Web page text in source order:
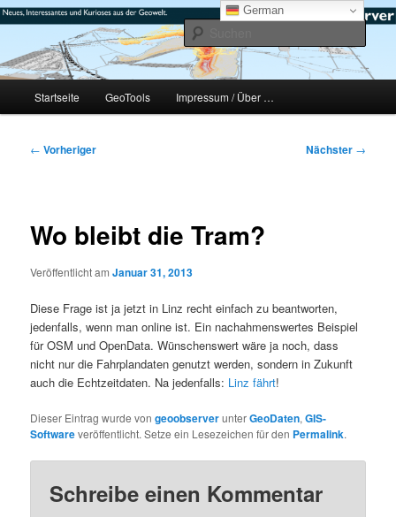
Zum
primären
springen#geoObserver
mikeE's GeoBlog
Startseite GeoTools Impressum / Über …
Beitragsnavigation
← Vorheriger Nächster →
Wo bleibt die Tram?
Veröffentlicht amJanuar 31, 2013
Diese Frage ist ja jetzt in Linz recht einfach zu beantworten,
jedenfalls, wenn man online ist. Ein nachahmenswertes Beispiel
für OSM und OpenData. Wünschenswert wäre ja noch, dass
nicht nur die Fahrplandaten genutzt werden, sondern in Zukunft
auch die Echtzeitdaten. Na jedenfalls: Linz fährt!
Dieser Eintrag wurde vongeoobserverunterGeoDaten,GIS-
Softwareveröffentlicht. Setze ein Lesezeichen für den Permalink.
Schreibe einen Kommentar
German